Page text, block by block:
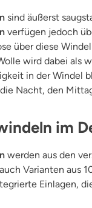
sind äußerst
verfügen jedoch
über diese
wird dabei als
in der Windel
Nacht, den
im
werden aus den
Varianten aus
Einlagen,